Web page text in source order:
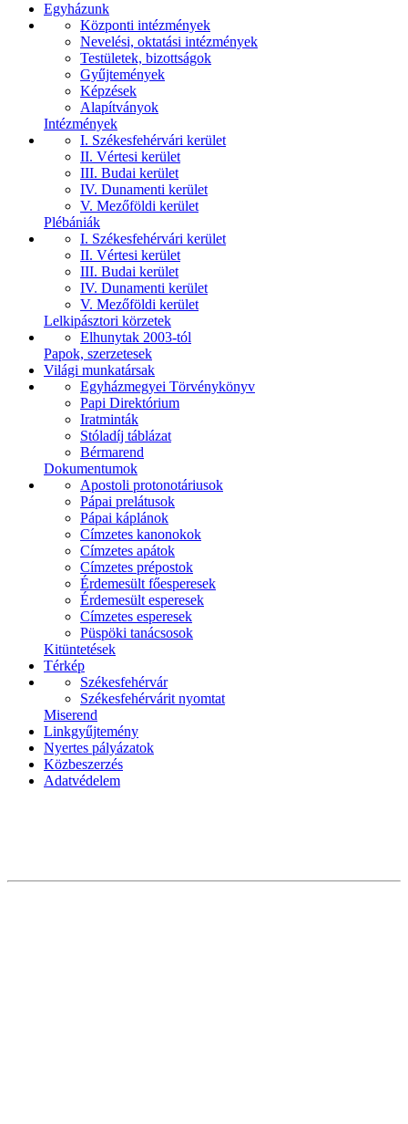
Egyházunk
Központi intézmények
Nevelési, oktatási intézmények
Testületek, bizottságok
Gyűjtemények
Képzések
Alapítványok
Intézmények
I. Székesfehérvári kerület
II. Vértesi kerület
III. Budai kerület
IV. Dunamenti kerület
V. Mezőföldi kerület
Plébániák
I. Székesfehérvári kerület
II. Vértesi kerület
III. Budai kerület
IV. Dunamenti kerület
V. Mezőföldi kerület
Lelkipásztori körzetek
Elhunytak 2003-tól
Papok, szerzetesek
Világi munkatársak
Egyházmegyei Törvénykönyv
Papi Direktórium
Iratminták
Stóladíj táblázat
Bérmarend
Dokumentumok
Apostoli protonotáriusok
Pápai prelátusok
Pápai káplánok
Címzetes kanonokok
Címzetes apátok
Címzetes prépostok
Érdemesült főesperesek
Érdemesült esperesek
Címzetes esperesek
Püspöki tanácsosok
Kitüntetések
Térkép
Székesfehérvár
Székesfehérvárit nyomtat
Miserend
Linkgyűjtemény
Nyertes pályázatok
Közbeszerzés
Adatvédelem